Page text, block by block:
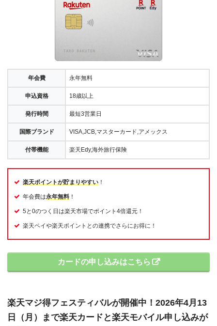
年会費 永年無料
申込資格 18歳以上
発行時間 最短3営業日
国際ブランド VISA,JCB,マスターカード,アメックス
付帯機能 楽天Edy,海外旅行保険
楽天ポイントが貯まりやすい ！
年会費は永年無料 ！
5と0のつく日は楽天市場でポイント4倍還元！
楽天ペイや楽天ポイントとの連携でさらにお得に！
カードの申し込みはこちら
楽天マジ得フェスティバルが開催中！2026年4月13
日（月）まで楽天カードと楽天モバイル申し込みが